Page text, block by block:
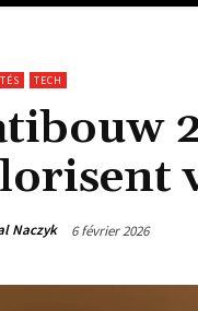
TECH
Naczyk 6 février 2026